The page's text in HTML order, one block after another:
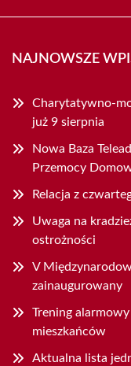
NAJNOWSZE
Charytatywno-
już 9 sierpnia
Nowa Baza
Przemocy
Relacja z
Uwaga na
ostrożności
V
zainaugurowany
Trening
mieszkańców
Aktualna lista